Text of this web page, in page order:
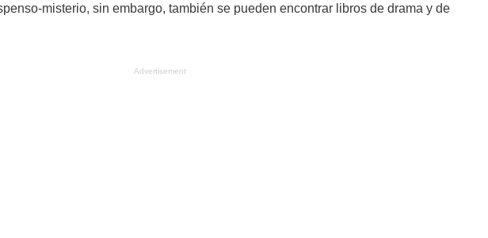
misterio, sin embargo, también se pueden encontrar libros de drama y de
Advertisement